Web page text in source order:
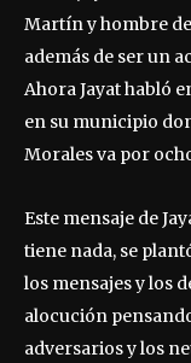
Martín y hombre
además de ser un
Ahora Jayat habló
en su municipio
Morales va por
Este mensaje de
tiene nada, se
los mensajes y los
alocución
adversarios y los